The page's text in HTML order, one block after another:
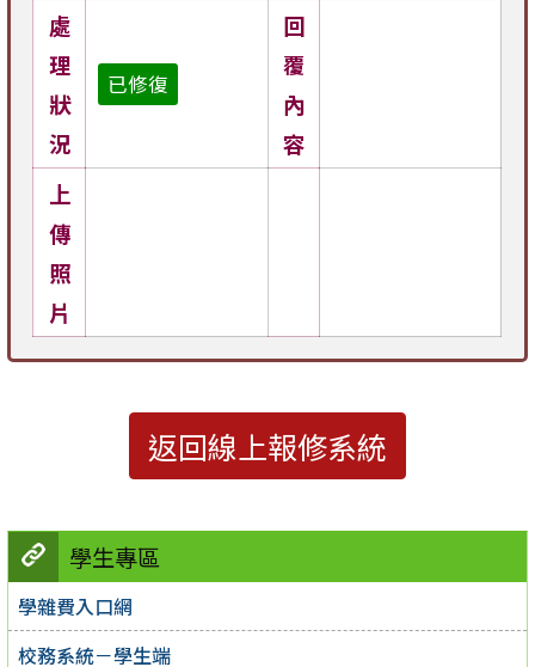
學生專區
學雜費入口網
校務系統－學生端
處
理
狀
況
已修復
回
覆
內
容
上
傳
照
片
返回線上報修系統